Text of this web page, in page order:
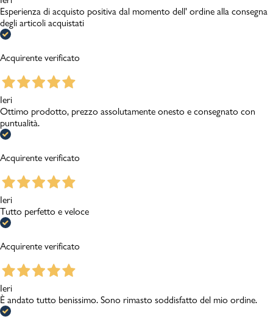
Esperienza di acquisto positiva dal momento dell' ordine alla consegna
degli articoli acquistati
Acquirente verificato
Ieri
Ottimo prodotto, prezzo assolutamente onesto e consegnato con
puntualità.
Acquirente verificato
Ieri
Tutto perfetto e veloce
Acquirente verificato
Ieri
È andato tutto benissimo. Sono rimasto soddisfatto del mio ordine.